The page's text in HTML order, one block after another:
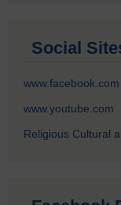
Social
www.facebook.com
www.youtube.com
Religious Cultural